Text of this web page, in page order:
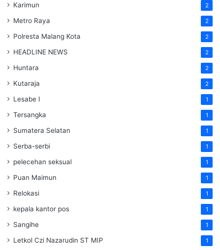
Karimun 2
Metro Raya 2
Polresta Malang Kota 2
HEADLINE NEWS 2
Huntara 2
Kutaraja 2
Lesabe I 1
Tersangka 1
Sumatera Selatan 1
Serba-serbi 1
pelecehan seksual 1
Puan Maimun 1
Relokasi 1
kepala kantor pos 1
Sangihe 1
Letkol Czi Nazarudin ST MIP 1